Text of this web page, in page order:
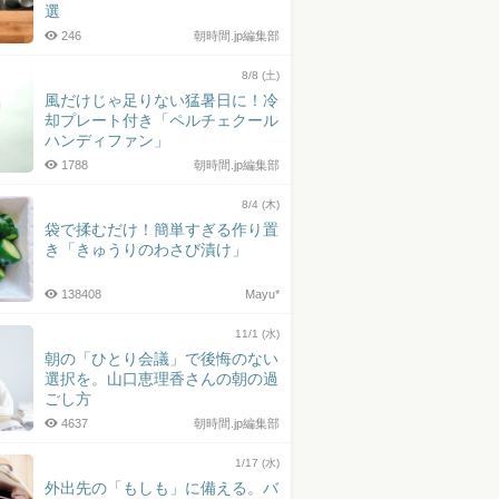
選
朝時間.jp編集部
246
8/8 (土)
風だけじゃ足りない猛暑日に！冷
却プレート付き「ペルチェクール
ハンディファン」
朝時間.jp編集部
1788
8/4 (木)
袋で揉むだけ！簡単すぎる作り置
き「きゅうりのわさび漬け」
Mayu*
138408
11/1 (水)
朝の「ひとり会議」で後悔のない
選択を。山口恵理香さんの朝の過
ごし方
朝時間.jp編集部
4637
1/17 (水)
外出先の「もしも」に備える。バ